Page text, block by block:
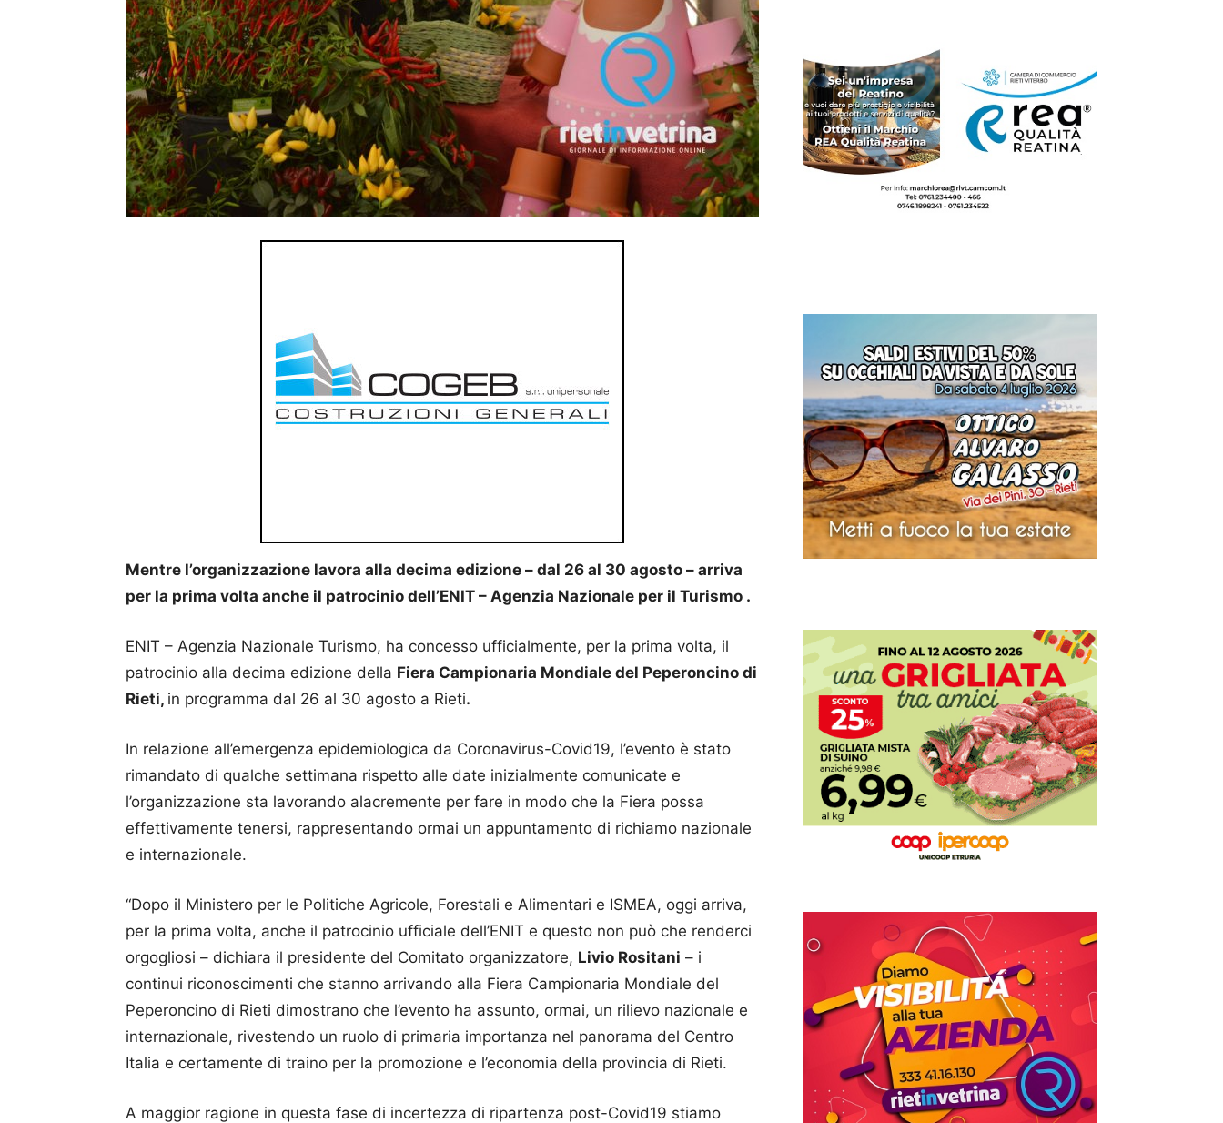
Mentre l’organizzazione lavora alla decima edizione – dal 26 al 30 agosto – arriva
per la prima volta anche il patrocinio dell’ENIT – Agenzia Nazionale per il Turismo .
ENIT – Agenzia Nazionale Turismo, ha concesso ufficialmente, per la prima volta, il
patrocinio alla decima edizione della Fiera Campionaria Mondiale del Peperoncino di
Rieti, in programma dal 26 al 30 agosto a Rieti.
In relazione all’emergenza epidemiologica da Coronavirus-Covid19, l’evento è stato
rimandato di qualche settimana rispetto alle date inizialmente comunicate e
l’organizzazione sta lavorando alacremente per fare in modo che la Fiera possa
effettivamente tenersi, rappresentando ormai un appuntamento di richiamo nazionale
e internazionale.
“Dopo il Ministero per le Politiche Agricole, Forestali e Alimentari e ISMEA, oggi arriva,
per la prima volta, anche il patrocinio ufficiale dell’ENIT e questo non può che renderci
orgogliosi – dichiara il presidente del Comitato organizzatore, Livio Rositani – i
continui riconoscimenti che stanno arrivando alla Fiera Campionaria Mondiale del
Peperoncino di Rieti dimostrano che l’evento ha assunto, ormai, un rilievo nazionale e
internazionale, rivestendo un ruolo di primaria importanza nel panorama del Centro
Italia e certamente di traino per la promozione e l’economia della provincia di Rieti.
A maggior ragione in questa fase di incertezza di ripartenza post-Covid19 stiamo